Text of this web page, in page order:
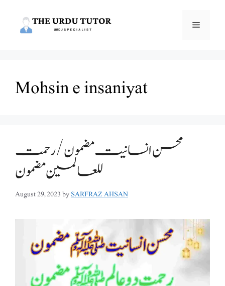
Menu
Mohsin e insaniyat
محسن انسانیت مضمون /رحمت
للعالمین مضمون
August 29, 2023bySARFRAZ AHSAN